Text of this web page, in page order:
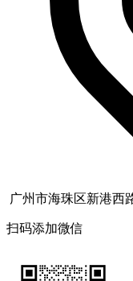
广州市海珠区新港西
扫码添加微信